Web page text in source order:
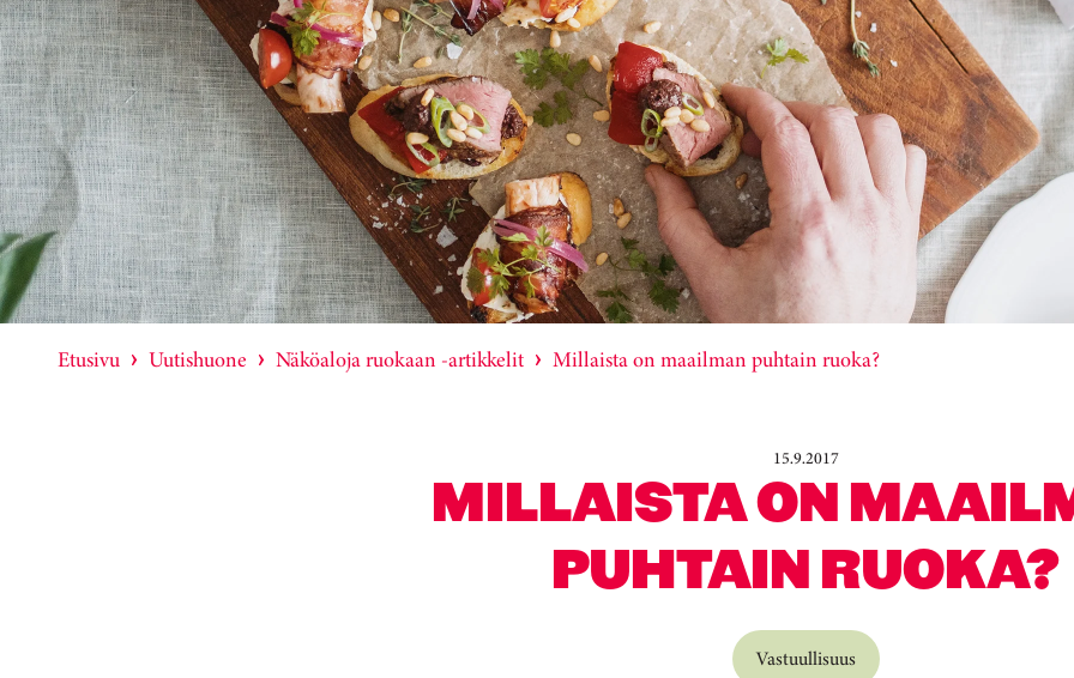
Etusivu Uutishuone Näköaloja ruokaan -artikkelit Millaista on maailman puhtain ruoka?
15.9.2017
MILLAISTA ON
PUHTAIN RUOKA?
Vastuullisuus